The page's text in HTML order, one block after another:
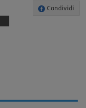
Condividi